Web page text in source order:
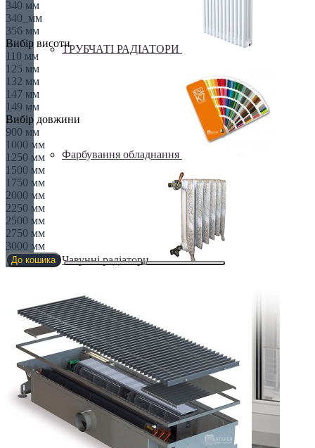
ТРУБЧАТІ РАДІАТОРИ
Фарбування обладнання
Чавунні радіатори
340 мм
340_мм
356 мм
Вибір висоти
110 мм
125 мм
132 мм
147 мм
149 мм
Вибір довжини
900 мм
1000 мм
1250 мм
1500 мм
1750 мм
2000 мм
2250 мм
2500 мм
2750 мм
3000 мм
До кошика